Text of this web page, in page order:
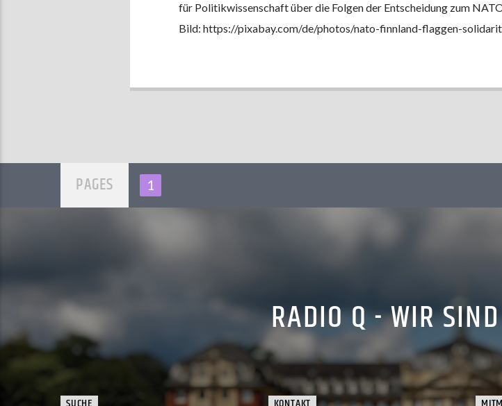
für Politikwissenschaft über die Folgen der Entscheidung zum
Bild: https://pixabay.com/de/photos/nato-finnland-flaggen-
PAGES 1
RADIO Q - WIR